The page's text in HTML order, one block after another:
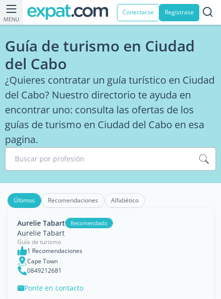
MENU
Conectarse Registrase
Guía de turismo en Ciudad
del Cabo
¿Quieres contratar un guía turístico en Ciudad
del Cabo? Nuestro directorio te ayuda en
encontrar uno: consulta las ofertas de los
guías de turismo en Ciudad del Cabo en esa
pagina.
Buscar por profesión
Últimos Recomendaciones Alfabético
Aurelie Tabart Recomendado
Aurelie Tabart
Guía de turismo
1 Recomendaciones
Cape Town
0849212681
Ponte en contacto